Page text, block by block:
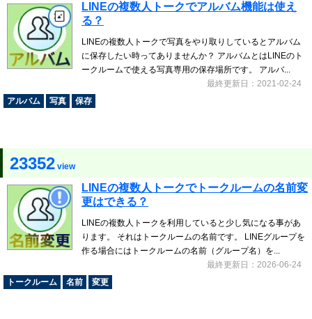
LINEの複数人トークでアルバム機能は使え
る？
LINEの複数人トークで写真をやり取りしているとアルバム
に保存したい時ってありませんか？ アルバムとはLINEのト
ークルームで使える写真専用の保存場所です。 アルバ...
最終更新日：2021-02-24
アルバム
写真 保存
23352 view
LINEの複数人トークでトークルームの名前変
更はできる？
LINEの複数人トークを利用していると少し気になる事があ
ります。 それはトークルームの名前です。 LINEグループを
作る場合にはトークルームの名前（グループ名）を...
最終更新日：2026-06-24
トークルーム
名前 変更